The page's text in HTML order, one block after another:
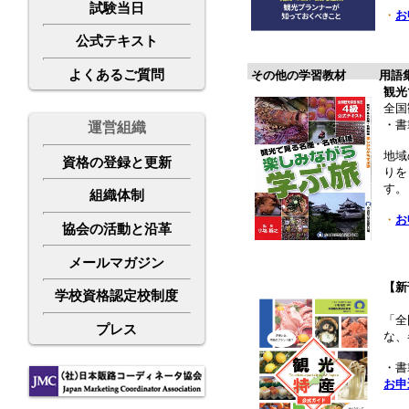
試験当日
公式テキスト
よくあるご質問
運営組織
資格の登録と更新
組織体制
協会の活動と沿革
メールマガジン
学校資格認定校制度
プレス
・
その他の学習教材
用語
観
全
・
地
り
す。
・
【
「
な
・
お